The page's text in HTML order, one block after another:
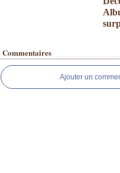
Commentaires
Ajouter un